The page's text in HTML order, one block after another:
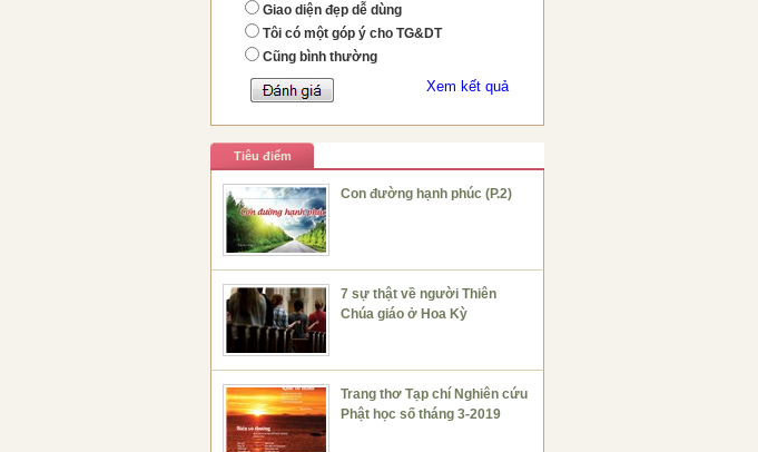
Giao diện đẹp dễ dùng
Tôi có một góp ý cho TG&DT
Cũng bình thường
Xem kết quả
Tiêu điểm
Con đường hạnh phúc (P.2)
7 sự thật về người Thiên
Chúa giáo ở Hoa Kỳ
Trang thơ Tạp chí Nghiên cứu
Phật học số tháng 3-2019